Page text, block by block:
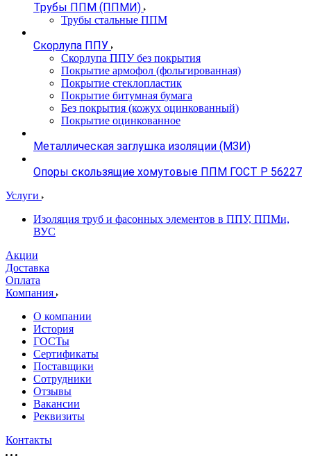
Трубы ППМ (ППМИ)
Трубы стальные ППМ
Скорлупа ППУ
Скорлупа ППУ без покрытия
Покрытие армофол (фольгированная)
Покрытие стеклопластик
Покрытие битумная бумага
Без покрытия (кожух оцинкованный)
Покрытие оцинкованное
Металлическая заглушка изоляции (МЗИ)
Опоры скользящие хомутовые ППМ ГОСТ Р 56227
Услуги
Изоляция труб и фасонных элементов в ППУ, ППМи,
ВУС
Акции
Доставка
Оплата
Компания
О компании
История
ГОСТы
Сертификаты
Поставщики
Сотрудники
Отзывы
Вакансии
Реквизиты
Контакты